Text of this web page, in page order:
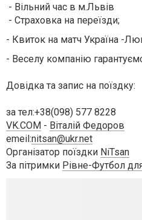
- Вільний час в м.Львів
- Страховка на переїзди;
- Квиток на матч Україна -
- Веселу компанію
Довідка та запис на поїздку:
за тел:+38(098) 577 8228
VK.COM - Віталій Федоров
emeil:nitsan@ukr.net
Організатор поїздки NiTsan
За пітримки Рівне-Футбол